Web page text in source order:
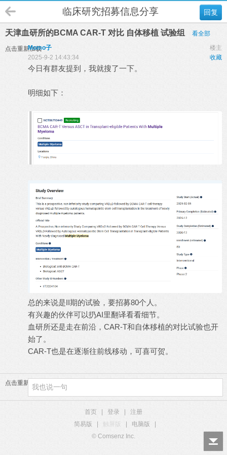
回复
临床研究招募信息分享
天津血研所的BCMA CAR-T 对比 自体移植 试验组 看全部
点击重新加载 楼主
Momo子
收藏
2025-9-2 14:43:34
今日有群友提到，我就搜了一下。
明细如下：
总的来说是II期的试验，要招募80个人。
有兴趣的伙伴可以扔AI里翻译看看细节。
血研所还是走在前沿，CAR-T和自体移植的对比试验也开
始了。
CAR-T也是在逐渐往前线移动，可喜可贺。
点击重新加载
首页 登录
注册
简易版
触屏版 电脑版
© Comsenz Inc.